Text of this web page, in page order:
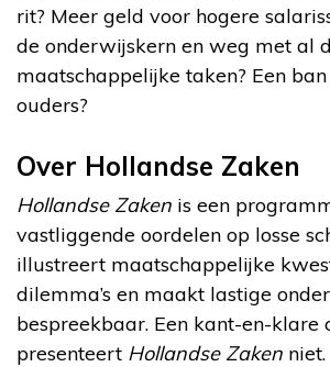
rit? Meer geld voor hogere
de onderwijskern en weg met al
maatschappelijke taken? Een
ouders?
Over Hollandse Zaken
Hollandse Zaken is een
vastliggende oordelen op losse
illustreert maatschappelijke
dilemma’s en maakt lastige
bespreekbaar. Een kant-en-klare
presenteert Hollandse Zaken niet.